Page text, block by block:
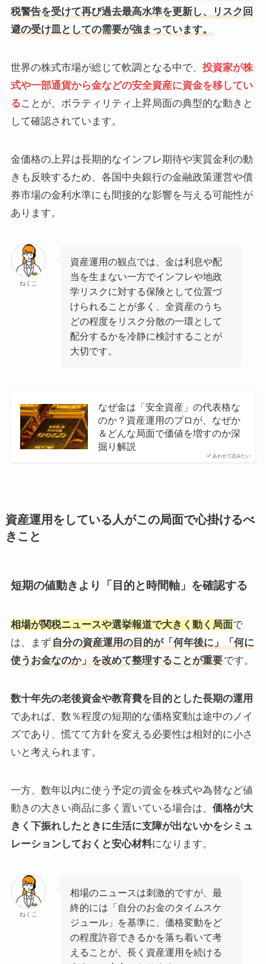
税警告を受けて再び過去最高水準を更新し、リスク回
避の受け皿としての需要が強まっています。
世界の株式市場が総じて軟調となる中で、 投資家が株
式や一部通貨から金などの安全資産に資金を移してい
ることが、ボラティリティ上昇局面の典型的な動きと
して確認されています。
金価格の上昇は長期的なインフレ期待や実質金利の動
きも反映するため、各国中央銀行の金融政策運営や債
券市場の金利水準にも間接的な影響を与える可能性が
あります。
ねくこ
資産運用の観点では、金は利息や配
当を生まない一方でインフレや地政
学リスクに対する保険として位置づ
けられることが多く、全資産のうち
どの程度をリスク分散の一環として
配分するかを冷静に検討することが
大切です。
あわせて読みたい
なぜ金は「安全資産」の代表格な
のか？資産運用のプロが、なぜか
＆どんな局面で価値を増すのか深
掘り解説
資産運用をしている人がこの局面で心掛けるべ
きこと
短期の値動きより「目的と時間軸」を確認する
相場が関税ニュースや選挙報道で大きく動く局面で
は、まず 自分の資産運用の目的が「何年後に」「何に
使うお金なのか」を改めて整理することが重要です。
数十年先の老後資金や教育費を目的とした長期の運用
であれば、数％程度の短期的な価格変動は途中のノイ
ズであり、慌てて方針を変える必要性は相対的に小さ
いと考えられます。
一方、数年以内に使う予定の資金を株式や為替など値
動きの大きい商品に多く置いている場合は、 価格が大
きく下振れしたときに生活に支障が出ないかをシミュ
レーションしておくと安心材料になります。
ねくこ
相場のニュースは刺激的ですが、最
終的には「自分のお金のタイムスケ
ジュール」を基準に、価格変動をど
の程度許容できるかを落ち着いて考
えることが、長く資産運用を続ける